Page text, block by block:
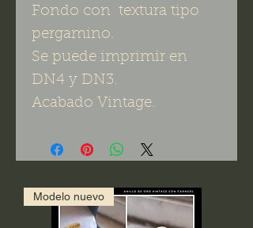
Fondo con textura tipo
pergamino.
Se puede imprimir en
DN4 y DN3.
Acabado Vintage.
Modelo nuevo